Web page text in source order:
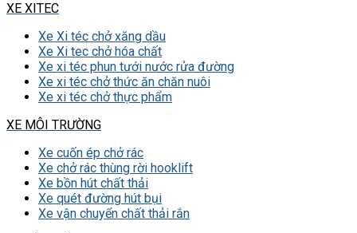
XE XITEC
Xe Xi téc chở xăng dầu
Xe Xi tec chở hóa chất
Xe xi téc phun tưới nước rửa đường
Xe xi téc chở thức ăn chăn nuôi
Xe xi téc chở thực phẩm
XE MÔI TRƯỜNG
Xe cuốn ép chở rác
Xe chở rác thùng rời hooklift
Xe bồn hút chất thải
Xe quét đường hút bụi
Xe vận chuyển chất thải rắn